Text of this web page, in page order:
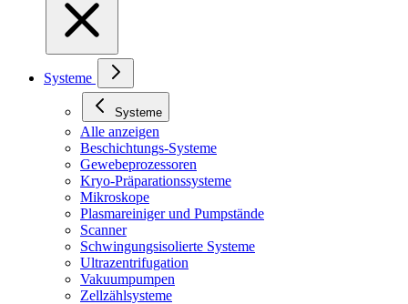
Systeme
Systeme
Alle anzeigen
Beschichtungs-Systeme
Gewebeprozessoren
Kryo-Präparationssysteme
Mikroskope
Plasmareiniger und Pumpstände
Scanner
Schwingungsisolierte Systeme
Ultrazentrifugation
Vakuumpumpen
Zellzählsysteme